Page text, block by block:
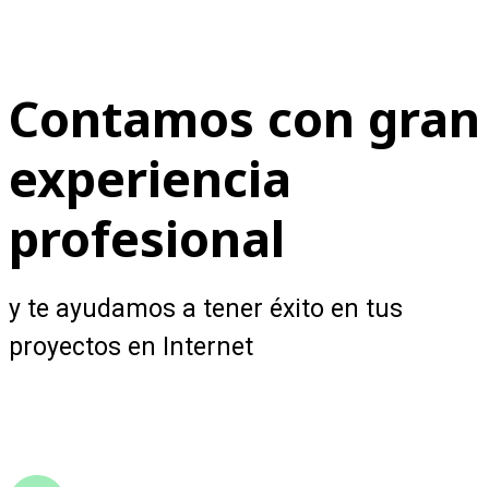
Contamos con gran
experiencia
profesional
y te ayudamos a tener éxito en tus
proyectos en Internet